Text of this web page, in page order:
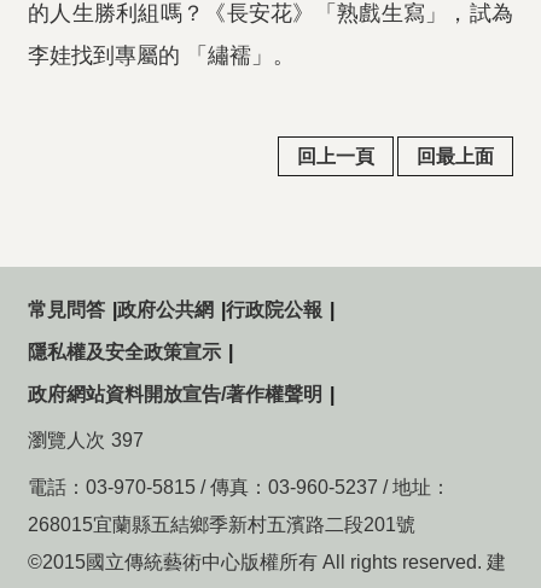
的人生勝利組嗎？《長安花》「熟戲生寫」，試為
李娃找到專屬的 「繡襦」。
回上一頁 回最上面
常見問答 政府公共網 行政院公報
隱私權及安全政策宣示
政府網站資料開放宣告/著作權聲明
瀏覽人次 397
電話：03-970-5815 / 傳真：03-960-5237 / 地址：
268015宜蘭縣五結鄉季新村五濱路二段201號
©2015國立傳統藝術中心版權所有 All rights reserved. 建